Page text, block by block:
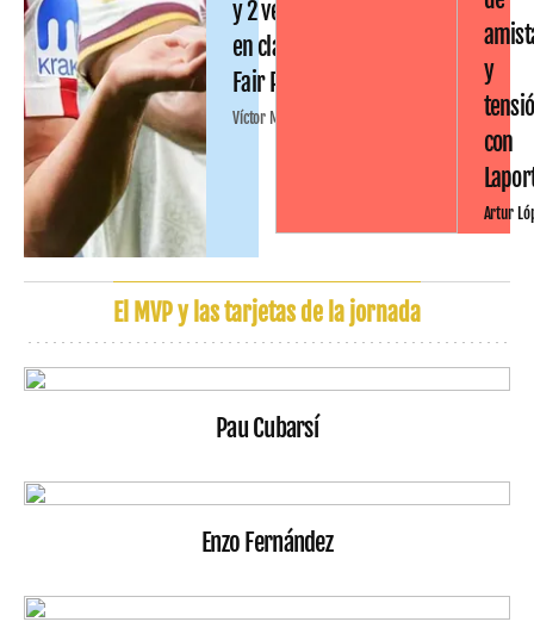
y 2 ventas
en clave
Fair Play
Víctor Malo
y
con
Artur
El MVP y las tarjetas de la jornada
Pau Cubarsí
Enzo Fernández